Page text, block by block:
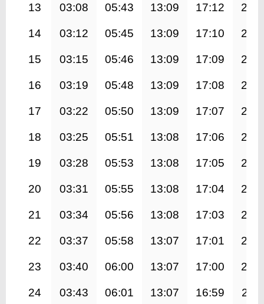
13 03:08 05:43 13:09 17:12
14 03:12 05:45 13:09 17:10
15 03:15 05:46 13:09 17:09
16 03:19 05:48 13:09 17:08
17 03:22 05:50 13:09 17:07
18 03:25 05:51 13:08 17:06
19 03:28 05:53 13:08 17:05
20 03:31 05:55 13:08 17:04
21 03:34 05:56 13:08 17:03
22 03:37 05:58 13:07 17:01
23 03:40 06:00 13:07 17:00
24 03:43 06:01 13:07 16:59